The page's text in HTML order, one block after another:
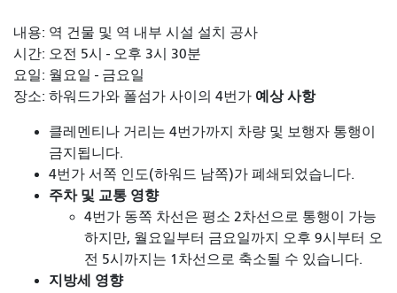
내용: 역 건물 및 역 내부 시설 설치 공사
시간: 오전 5시 - 오후 3시 30분
요일: 월요일 - 금요일
장소: 하워드가와 폴섬가 사이의 4번가 예상 사항
클레멘티나 거리는 4번가까지 차량 및 보행자 통행이
금지됩니다.
4번가 서쪽 인도(하워드 남쪽)가 폐쇄되었습니다.
주차 및 교통 영향
4번가 동쪽 차선은 평소 2차선으로 통행이 가능
하지만, 월요일부터 금요일까지 오후 9시부터 오
전 5시까지는 1차선으로 축소될 수 있습니다.
지방세 영향